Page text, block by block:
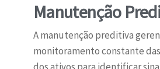
Manutenção
A manutenção preditiva
monitoramento constante